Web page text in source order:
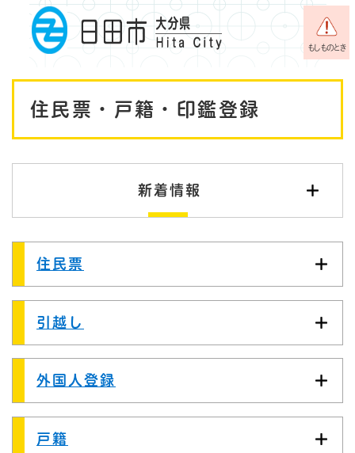
メニューを飛ばして本文へ
もしものとき
住民票・戸籍・印鑑登録
新着情報
住民票
引越し
外国人登録
戸籍